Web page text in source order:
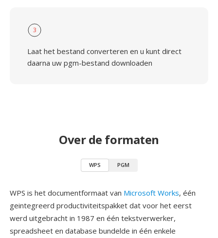
3
Laat het bestand converteren en u kunt direct
daarna uw pgm-bestand downloaden
Over de formaten
WPS PGM
WPS is het documentformaat van Microsoft Works, één
geintegreerd productiviteitspakket dat voor het eerst
werd uitgebracht in 1987 en één tekstverwerker,
spreadsheet en database bundelde in één enkele